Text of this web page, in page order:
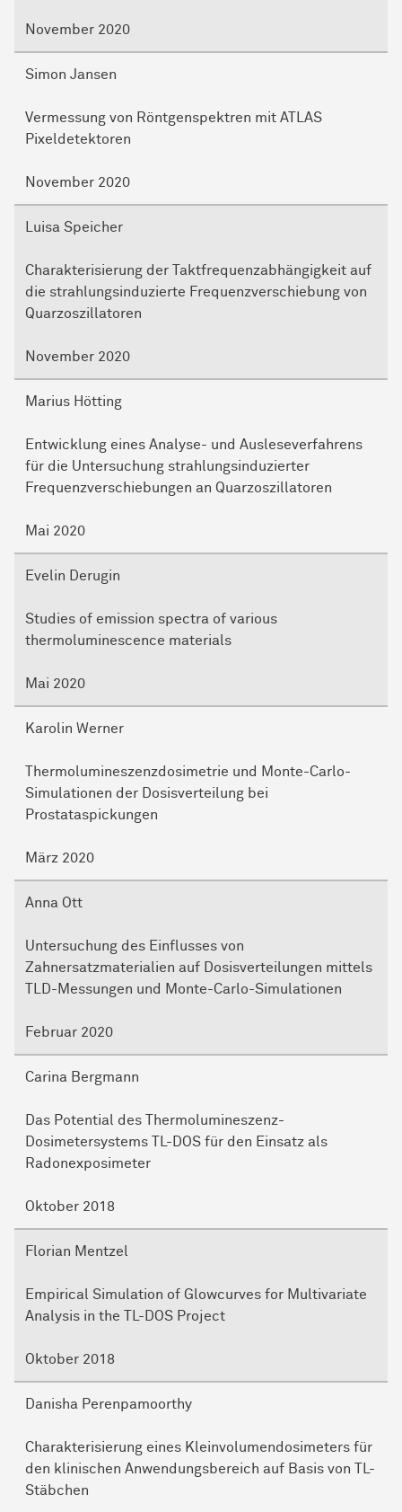
November 2020
Simon Jansen
Vermessung von Röntgenspektren mit ATLAS
Pixeldetektoren
November 2020
Luisa Speicher
Charakterisierung der Taktfrequenzabhängigkeit auf
die strahlungsinduzierte Frequenzverschiebung von
Quarzoszillatoren
November 2020
Marius Hötting
Entwicklung eines Analyse- und Ausleseverfahrens
für die Untersuchung strahlungsinduzierter
Frequenzverschiebungen an Quarzoszillatoren
Mai 2020
Evelin Derugin
Studies of emission spectra of various
thermoluminescence materials
Mai 2020
Karolin Werner
Thermolumineszenzdosimetrie und Monte-Carlo-
Simulationen der Dosisverteilung bei
Prostataspickungen
März 2020
Anna Ott
Untersuchung des Einflusses von
Zahnersatzmaterialien auf Dosisverteilungen mittels
TLD-Messungen und Monte-Carlo-Simulationen
Februar 2020
Carina Bergmann
Das Potential des Thermolumineszenz-
Dosimetersystems TL-DOS für den Einsatz als
Radonexposimeter
Oktober 2018
Florian Mentzel
Empirical Simulation of Glowcurves for Multivariate
Analysis in the TL-DOS Project
Oktober 2018
Danisha Perenpamoorthy
Charakterisierung eines Kleinvolumendosimeters für
den klinischen Anwendungsbereich auf Basis von TL-
Stäbchen